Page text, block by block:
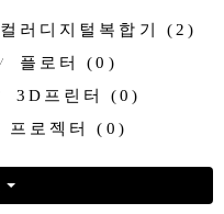
컬러디지털복합기 (2)
플로터 (0)
3D프린터 (0)
프로젝터 (0)